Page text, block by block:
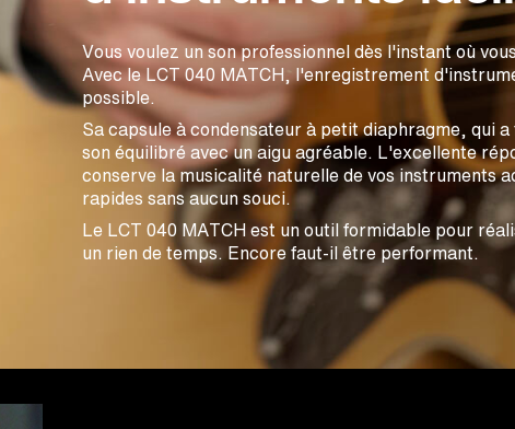
Vous voulez un son professionnel dès l'instant où
Avec le LCT 040 MATCH, l'enregistrement
possible.
Sa capsule à condensateur à petit diaphragme, qui
son équilibré avec un aigu agréable. L'excellente
conserve la musicalité naturelle de vos instruments
rapides sans aucun souci.
Le LCT 040 MATCH est un outil formidable pour
un rien de temps. Encore faut-il être performant.